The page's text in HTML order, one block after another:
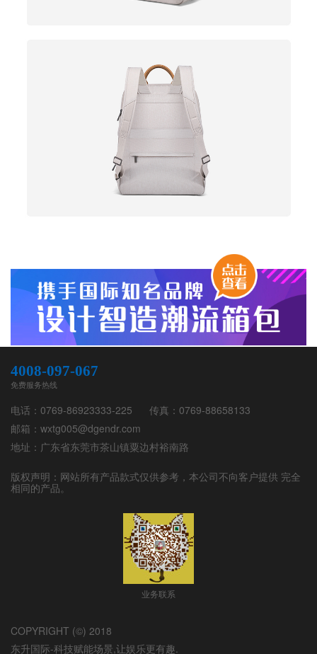
电话：0769-86923333-225
传真：0769-88658133
邮箱：wxtg005@dgendr.com
地址：广东省东莞市茶山镇粟边村裕南路
版权声明：网站所有产品款式仅供参考，本公司不向客户提供 完全
相同的产品。
4008-097-067
免费服务热线
业务联系
COPYRIGHT (©) 2018
东升国际-科技赋能场景,让娱乐更有趣.